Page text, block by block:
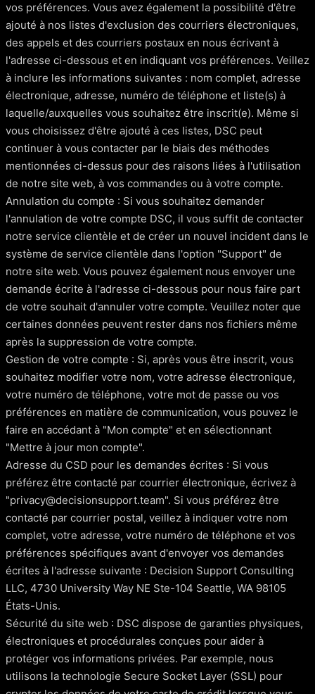
vos préférences. Vous avez également la possibilité d'être
ajouté à nos listes d'exclusion des courriers électroniques,
des appels et des courriers postaux en nous écrivant à
l'adresse ci-dessous et en indiquant vos préférences. Veillez
à inclure les informations suivantes : nom complet, adresse
électronique, adresse, numéro de téléphone et liste(s) à
laquelle/auxquelles vous souhaitez être inscrit(e). Même si
vous choisissez d'être ajouté à ces listes, DSC peut
continuer à vous contacter par le biais des méthodes
mentionnées ci-dessus pour des raisons liées à l'utilisation
de notre site web, à vos commandes ou à votre compte.
Annulation du compte : Si vous souhaitez demander
l'annulation de votre compte DSC, il vous suffit de contacter
notre service clientèle et de créer un nouvel incident dans le
système de service clientèle dans l'option "Support" de
notre site web. Vous pouvez également nous envoyer une
demande écrite à l'adresse ci-dessous pour nous faire part
de votre souhait d'annuler votre compte. Veuillez noter que
certaines données peuvent rester dans nos fichiers même
après la suppression de votre compte.
Gestion de votre compte : Si, après vous être inscrit, vous
souhaitez modifier votre nom, votre adresse électronique,
votre numéro de téléphone, votre mot de passe ou vos
préférences en matière de communication, vous pouvez le
faire en accédant à "Mon compte" et en sélectionnant
"Mettre à jour mon compte".
Adresse du CSD pour les demandes écrites : Si vous
préférez être contacté par courrier électronique, écrivez à
"privacy@decisionsupport.team". Si vous préférez être
contacté par courrier postal, veillez à indiquer votre nom
complet, votre adresse, votre numéro de téléphone et vos
préférences spécifiques avant d'envoyer vos demandes
écrites à l'adresse suivante : Decision Support Consulting
LLC, 4730 University Way NE Ste-104 Seattle, WA 98105
États-Unis.
Sécurité du site web : DSC dispose de garanties physiques,
électroniques et procédurales conçues pour aider à
protéger vos informations privées. Par exemple, nous
utilisons la technologie Secure Socket Layer (SSL) pour